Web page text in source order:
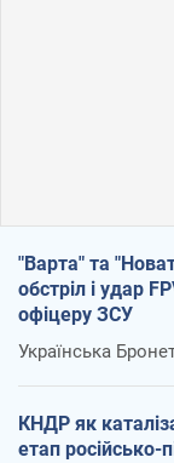
"Варта" та
обстріл і удар
офіцеру ЗСУ
Українська
КНДР як
етап російсько-